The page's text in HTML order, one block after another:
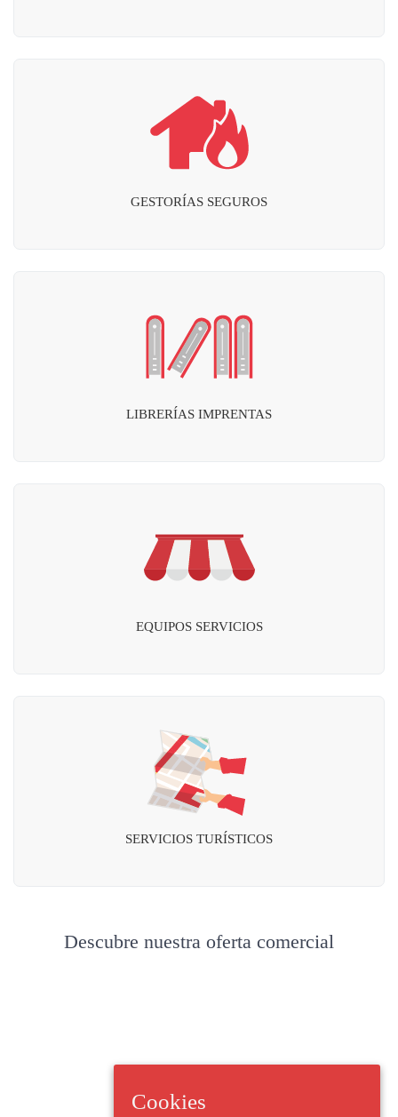
GESTORÍAS SEGUROS
LIBRERÍAS IMPRENTAS
EQUIPOS SERVICIOS
SERVICIOS TURÍSTICOS
Descubre nuestra oferta comercial
Cookies